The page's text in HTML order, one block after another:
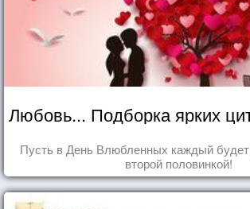
Любовь... Подборка ярких
Пусть в День Влюбленных каждый
второй половинкой!